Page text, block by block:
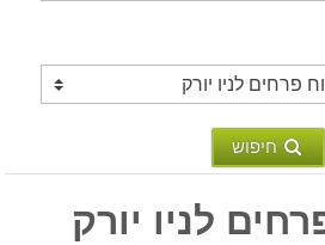
חיפוש
לניו יורק